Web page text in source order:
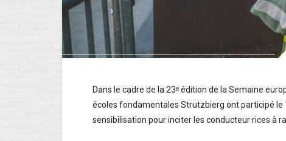
Dans le cadre de la 23ᵉ édition de la Semaine
écoles fondamentales Strutzbierg ont participé
sensibilisation pour inciter les conducteur·rices à